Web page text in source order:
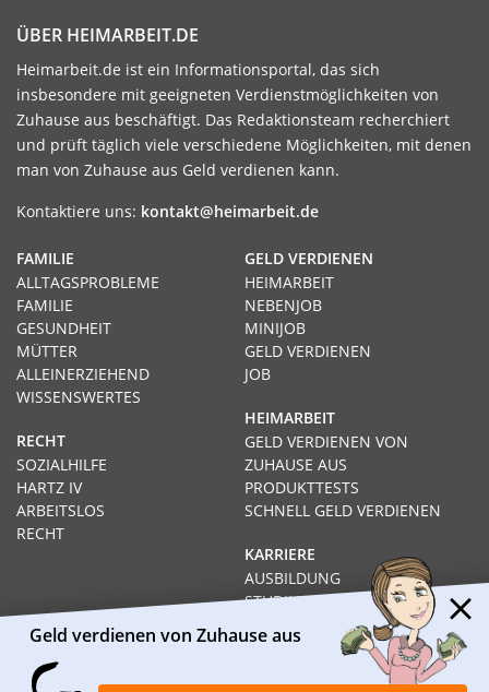
ÜBER HEIMARBEIT.DE
Heimarbeit.de ist ein Informationsportal, das sich
insbesondere mit geeigneten Verdienstmöglichkeiten von
Zuhause aus beschäftigt. Das Redaktionsteam recherchiert
und prüft täglich viele verschiedene Möglichkeiten, mit denen
man von Zuhause aus Geld verdienen kann.
Kontaktiere uns: kontakt@heimarbeit.de
GELD VERDIENEN
HEIMARBEIT
NEBENJOB
MINIJOB
GELD VERDIENEN
JOB
HEIMARBEIT
GELD VERDIENEN VON
ZUHAUSE AUS
PRODUKTTESTS
SCHNELL GELD VERDIENEN
KARRIERE
AUSBILDUNG
STUDIUM
FERNSTUDIUM
GEHÄLTER
FAMILIE
ALLTAGSPROBLEME
FAMILIE
GESUNDHEIT
MÜTTER
ALLEINERZIEHEND
WISSENSWERTES
RECHT
SOZIALHILFE
HARTZ IV
ARBEITSLOS
RECHT
Geld verdienen von Zuhause aus